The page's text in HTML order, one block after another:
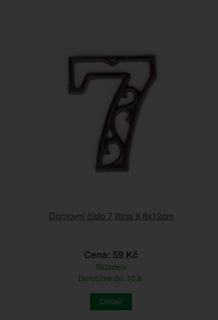
Domovní číslo 7 litina 8,8x12cm
Cena: 59 Kč
Skladem
Doručíme do: 10.8.
Detail